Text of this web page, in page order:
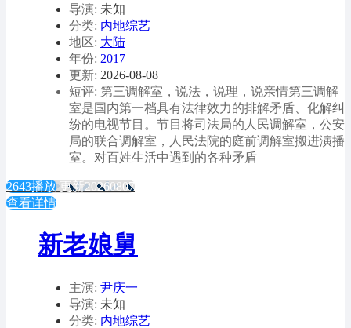
导演: 未知
分类: 内地综艺
地区: 大陆
年份: 2017
更新: 2026-08-08
短评: 第三调解室，说法，说理，说亲情第三调解
室是国内第一档具有法律效力的排解矛盾、化解纠
纷的电视节目。节目将司法局的人民调解室，公安
局的联合调解室，人民法院的庭前调解室搬进演播
室。对百姓生活中遇到的各种矛盾
2643播放 更新20260807
查看详情
新老娘舅
主演: 尹庆一
导演: 未知
分类: 内地综艺